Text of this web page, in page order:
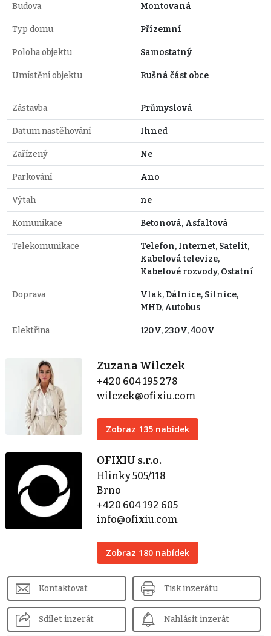
Budova Montovaná
Typ domu Přízemní
Poloha objektu Samostatný
Umístění objektu Rušná část obce
Zástavba Průmyslová
Datum nastěhování Ihned
Zařízený Ne
Parkování Ano
Výtah ne
Komunikace Betonová, Asfaltová
Telekomunikace
Telefon, Internet, Satelit,
Kabelová televize,
Kabelové rozvody, Ostatní
Doprava
Vlak, Dálnice, Silnice,
MHD, Autobus
Elektřina 120V, 230V, 400V
Zuzana Wilczek
+420 604 195 278
wilczek@ofixiu.com
Zobraz 135 nabídek
OFIXIU s.r.o.
Hlinky 505/118
Brno
+420 604 192 605
info@ofixiu.com
Zobraz 180 nabídek
Kontaktovat Tisk inzerátu
Sdílet inzerát Nahlásit inzerát